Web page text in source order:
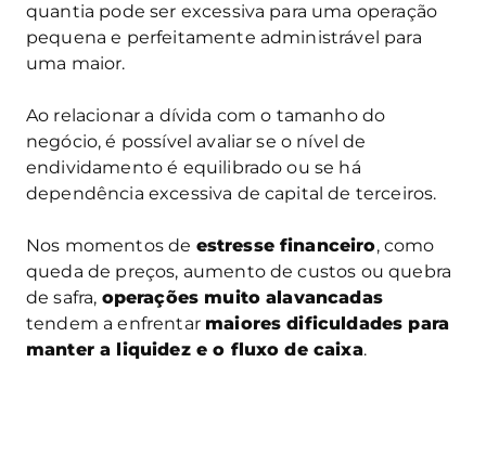
quantia pode ser excessiva para uma operação
pequena e perfeitamente administrável para
uma maior.
Ao relacionar a dívida com o tamanho do
negócio, é possível avaliar se o nível de
endividamento é equilibrado ou se há
dependência excessiva de capital de terceiros.
Nos momentos de estresse financeiro, como
queda de preços, aumento de custos ou quebra
de safra, operações muito alavancadas
tendem a enfrentar maiores dificuldades para
manter a liquidez e o fluxo de caixa.